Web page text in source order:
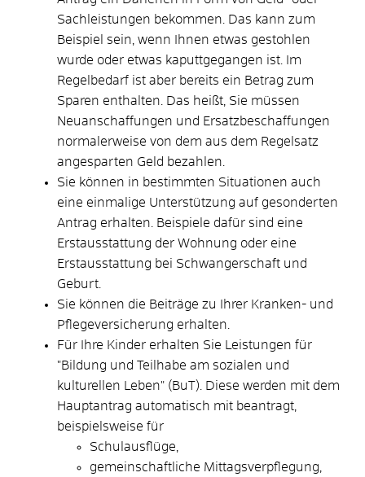
Sachleistungen bekommen. Das kann zum
Beispiel sein, wenn Ihnen etwas gestohlen
wurde oder etwas kaputtgegangen ist. Im
Regelbedarf ist aber bereits ein Betrag zum
Sparen enthalten. Das heißt, Sie müssen
Neuanschaffungen und Ersatzbeschaffungen
normalerweise von dem aus dem Regelsatz
angesparten Geld bezahlen.
Sie können in bestimmten Situationen auch
eine einmalige Unterstützung auf gesonderten
Antrag erhalten. Beispiele dafür sind eine
Erstausstattung der Wohnung oder eine
Erstausstattung bei Schwangerschaft und
Geburt.
Sie können die Beiträge zu Ihrer Kranken- und
Pflegeversicherung erhalten.
Für Ihre Kinder erhalten Sie Leistungen für
"Bildung und Teilhabe am sozialen und
kulturellen Leben" (BuT). Diese werden mit dem
Hauptantrag automatisch mit beantragt,
beispielsweise für
Schulausflüge,
gemeinschaftliche Mittagsverpflegung,